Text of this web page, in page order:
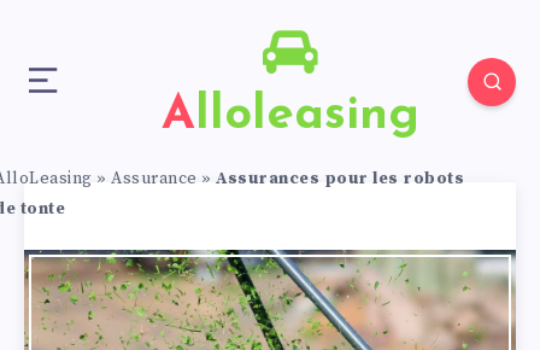
Alloleasing
» Assurance » Assurances pour les robots
tonte